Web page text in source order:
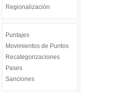
Regionalización
Puntajes
Movimientos de Puntos
Recategorizaciones
Pases
Sanciones